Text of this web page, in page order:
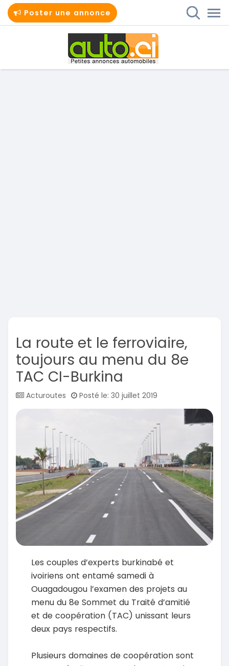
Poster une annonce
La route et le ferroviaire,
toujours au menu du 8e
TAC CI-Burkina
Acturoutes Posté le: 30 juillet 2019
Les couples d’experts burkinabé et
ivoiriens ont entamé samedi à
Ouagadougou l’examen des projets au
menu du 8e Sommet du Traité d’amitié
et de coopération (TAC) unissant leurs
deux pays respectifs.
Plusieurs domaines de coopération sont